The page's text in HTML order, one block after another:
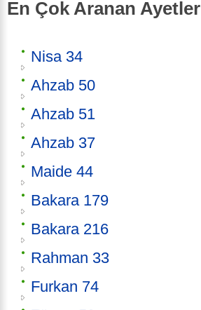
En Çok Aranan Ayetler
Nisa 34
Ahzab 50
Ahzab 51
Ahzab 37
Maide 44
Bakara 179
Bakara 216
Rahman 33
Furkan 74